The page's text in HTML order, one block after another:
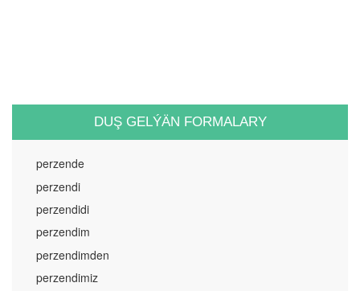
DUŞ GELÝÄN FORMALARY
perzende
perzendi
perzendidi
perzendim
perzendimden
perzendimiz